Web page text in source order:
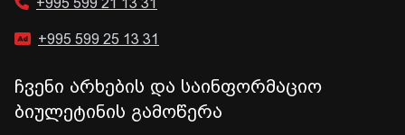
+995 599 25 13 31
ჩვენი არხების და საინფორმაციო
ბიულეტინის გამოწერა